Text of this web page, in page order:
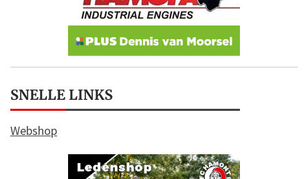
SNELLE LINKS
Webshop